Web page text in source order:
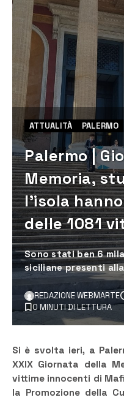
ATTUALITÀ PALERMO
Palermo |
Memoria,
l’isola
delle 1081
Sono stati ben 6
siciliane presenti
REDAZIONE WEBMARTE
0 MINUTI DI LETTURA
Si è svolta ieri, a
XXIX Giornata della
vittime innocenti di
la Promozione della